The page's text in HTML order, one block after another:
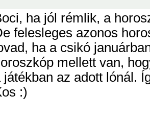
ha jól rémlik, a
felesleges azonos
ha a csikó
mellett van,
játékban az adott lónál.
:)